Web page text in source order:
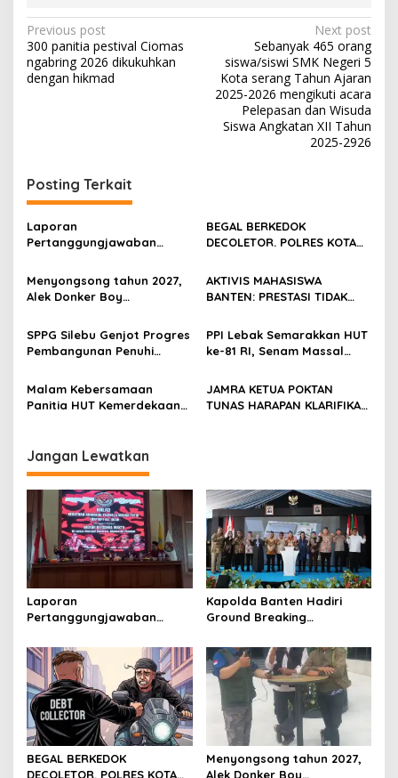
Post
navigation
Previous post
300 panitia pestival Ciomas
ngabring 2026 dikukuhkan
dengan hikmad
Next post
Sebanyak 465 orang
siswa/siswi SMK Negeri 5
Kota serang Tahun Ajaran
2025-2026 mengikuti acara
Pelepasan dan Wisuda
Siswa Angkatan XII Tahun
2025-2926
Posting Terkait
Laporan
Pertanggungjawaban
Panitia Milad KKPMP ke-15
Resmi Ditutup
BEGAL BERKEDOK
DECOLETOR. POLRES KOTA
TEGAS
Menyongsong tahun 2027,
Alek Donker Boy
SerangPost.com, mengajak
seluruh jajaran untuk terus
meningkatkan
menjalankan tugas
jurnalistik
AKTIVIS MAHASISWA
BANTEN: PRESTASI TIDAK
KETIDAKADILAN
SPPG Silebu Genjot Progres
Pembangunan Penuhi
Kabupaten Serang
PPI Lebak Semarakkan HUT
ke-81 RI, Senam Massal
Temu Kangen
Malam Kebersamaan
Panitia HUT Kemerdekaan
Desa Silebu Kec .Kragilan
JAMRA KETUA POKTAN
TUNAS HARAPAN KLARIFIKASI
Jangan Lewatkan
Laporan
Pertanggungjawaban
Panitia Milad KKPMP ke-15
Resmi Ditutup
Kapolda Banten Hadiri
Ground Breaking
Kantor DPD RI di Ibu Kota
Provinsi Banten
BEGAL BERKEDOK
DECOLETOR. POLRES KOTA
Menyongsong tahun 2027,
Alek Donker Boy